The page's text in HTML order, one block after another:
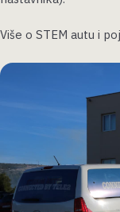
Više o STEM autu i